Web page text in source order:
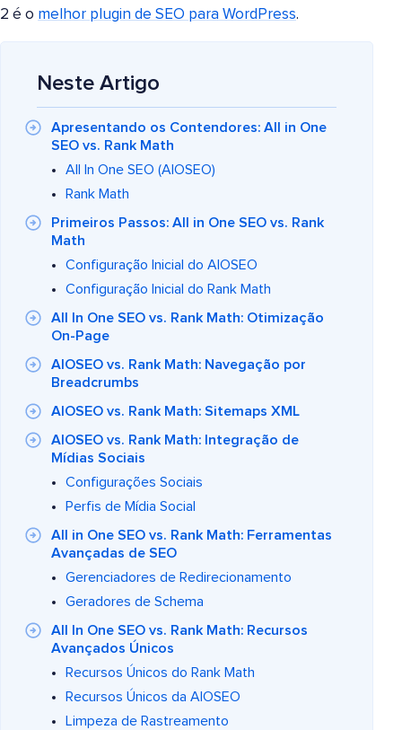
2 é o melhor plugin de SEO para WordPress.
Neste Artigo
Apresentando os Contendores: All in One
SEO vs. Rank Math
All In One SEO (AIOSEO)
Rank Math
Primeiros Passos: All in One SEO vs. Rank
Math
Configuração Inicial do AIOSEO
Configuração Inicial do Rank Math
All In One SEO vs. Rank Math: Otimização
On-Page
AIOSEO vs. Rank Math: Navegação por
Breadcrumbs
AIOSEO vs. Rank Math: Sitemaps XML
AIOSEO vs. Rank Math: Integração de
Mídias Sociais
Configurações Sociais
Perfis de Mídia Social
All in One SEO vs. Rank Math: Ferramentas
Avançadas de SEO
Gerenciadores de Redirecionamento
Geradores de Schema
All In One SEO vs. Rank Math: Recursos
Avançados Únicos
Recursos Únicos do Rank Math
Recursos Únicos da AIOSEO
Limpeza de Rastreamento